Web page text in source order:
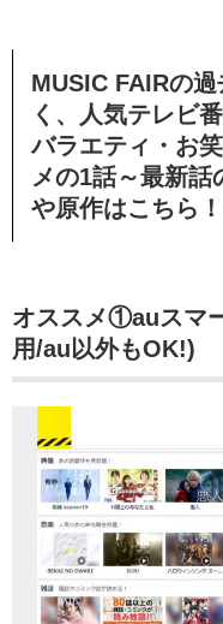
MUSIC FAIRの
く、人気テレビ
バラエティ・お
メの1話～最新話
や原作はこちら！
オススメ①auスマ
用/au以外もOK!)